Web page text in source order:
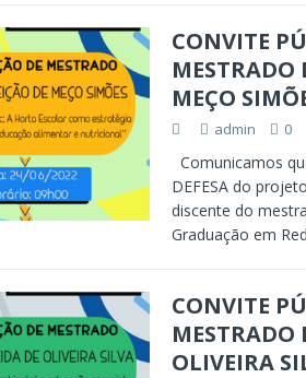
CONVITE
MESTRADO
MEÇO
admin 0
Comunicamos
DEFESA do
discente do
Graduação em
CONVITE
MESTRADO
OLIVEIRA